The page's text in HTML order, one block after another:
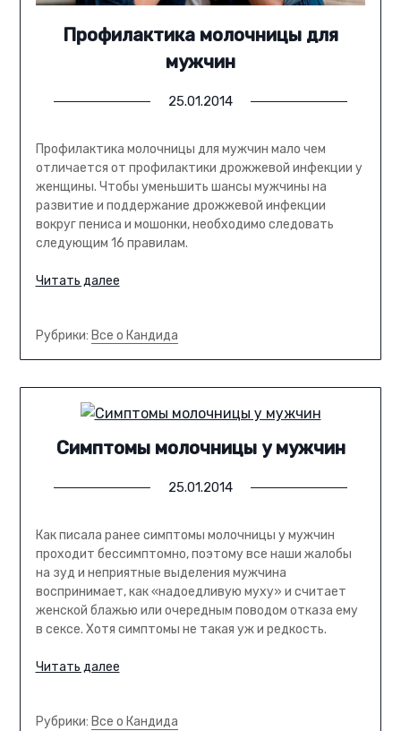
Профилактика молочницы для
мужчин
25.01.2014
Профилактика молочницы для мужчин мало чем
отличается от профилактики дрожжевой инфекции у
женщины. Чтобы уменьшить шансы мужчины на
развитие и поддержание дрожжевой инфекции
вокруг пениса и мошонки, необходимо следовать
следующим 16 правилам.
Читать далее
Рубрики: Все о Кандида
Симптомы молочницы у мужчин
25.01.2014
Как писала ранее симптомы молочницы у мужчин
проходит бессимптомно, поэтому все наши жалобы
на зуд и неприятные выделения мужчина
воспринимает, как «надоедливую муху» и считает
женской блажью или очередным поводом отказа ему
в сексе. Хотя симптомы не такая уж и редкость.
Читать далее
Рубрики: Все о Кандида